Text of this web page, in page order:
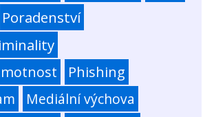
Poradenství
Phishing
Mediální výchova